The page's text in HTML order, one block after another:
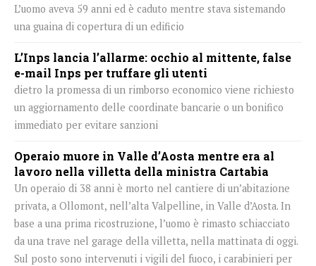
L’uomo aveva 59 anni ed è caduto mentre stava sistemando
una guaina di copertura di un edificio
L’Inps lancia l’allarme: occhio al mittente, false
e-mail Inps per truffare gli utenti
dietro la promessa di un rimborso economico viene richiesto
un aggiornamento delle coordinate bancarie o un bonifico
immediato per evitare sanzioni
Operaio muore in Valle d’Aosta mentre era al
lavoro nella villetta della ministra Cartabia
Un operaio di 38 anni è morto nel cantiere di un’abitazione
privata, a Ollomont, nell’alta Valpelline, in Valle d’Aosta. In
base a una prima ricostruzione, l’uomo è rimasto schiacciato
da una trave nel garage della villetta, nella mattinata di oggi.
Sul posto sono intervenuti i vigili del fuoco, i carabinieri per